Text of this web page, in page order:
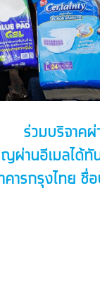
ร่วมบริจาค
ผ่านอีเมลได้
ารกรุงไทย ชื่